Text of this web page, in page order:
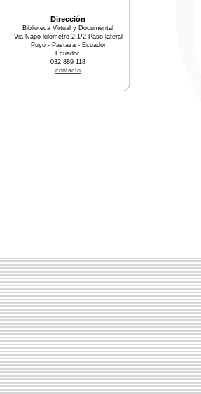
Dirección
Biblioteca Virtual y Documental
Via Napo kilometro 2 1/2 Paso lateral
Puyo - Pastaza - Ecuador
Ecuador
032 889 118
contacto